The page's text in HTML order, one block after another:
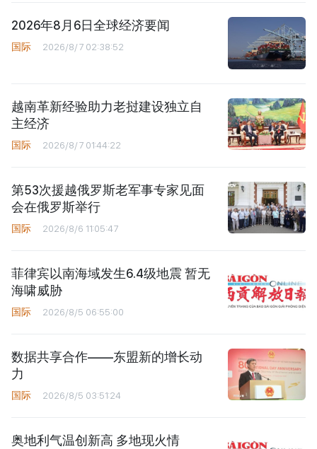
2026年8月6日全球经济要闻
国际 2026/8/7 02:38:52
越南革新经验助力老挝建设独立自
主经济
国际 2026/8/7 01:44:22
第53次援越俄罗斯老军事专家见面
会在俄罗斯举行
国际 2026/8/6 11:05:47
菲律宾以南海域发生6.4级地震 暂无
海啸威胁
国际 2026/8/5 06:55:00
数据共享合作——东盟新的增长动
力
国际 2026/8/5 03:51:24
奥地利气温创新高 多地现火情